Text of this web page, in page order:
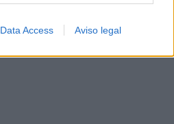
Data Access Aviso legal